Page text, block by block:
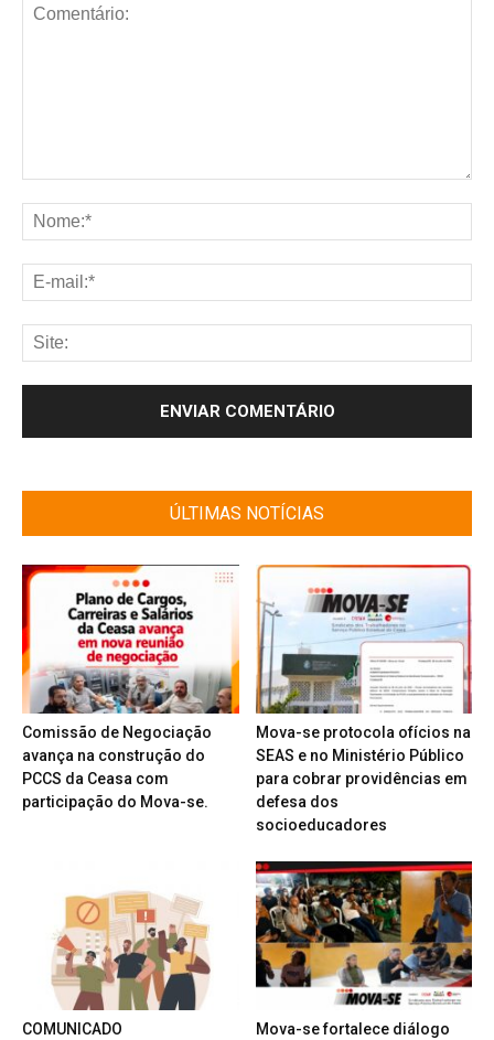
ÚLTIMAS NOTÍCIAS
Comissão de Negociação
avança na construção do
PCCS da Ceasa com
participação do Mova-se.
Mova-se protocola ofícios na
SEAS e no Ministério Público
para cobrar providências em
defesa dos
socioeducadores
COMUNICADO
Mova-se fortalece diálogo